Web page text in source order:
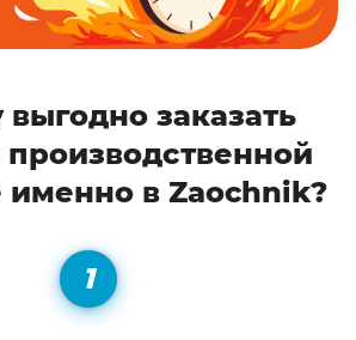
заказать
производственной
именно в Zaochnik?